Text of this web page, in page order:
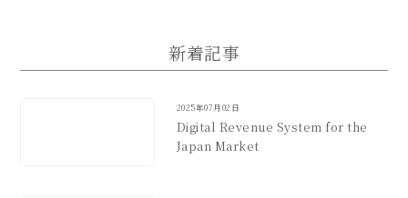
新着記事
2025年07月02日
Digital Revenue System for the
Japan Market